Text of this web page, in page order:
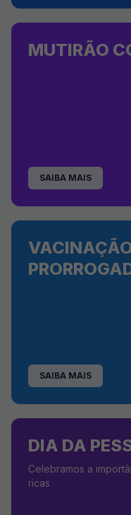
MUTIRÃO
SAIBA MAIS
SAIBA MAIS
DIA DA
Celebramos a
ricas